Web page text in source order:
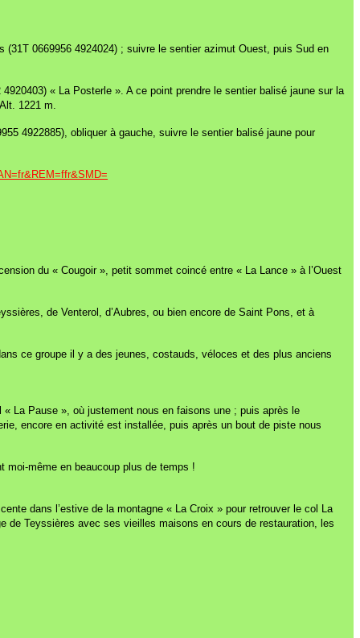
(31T 0669956 4924024) ; suivre le sentier azimut Ouest, puis Sud en
« La Posterle ». A ce point prendre le sentier balisé jaune sur la
1221 m.
4922885), obliquer à gauche, suivre le sentier balisé jaune pour
du « Cougoir », petit sommet coincé entre « La Lance » à l’Ouest
de Venterol, d’Aubres, ou bien encore de Saint Pons, et à
ce groupe il y a des jeunes, costauds, véloces et des plus anciens
La Pause », où justement nous en faisons une ; puis après le
encore en activité est installée, puis après un bout de piste nous
moi-même en beaucoup plus de temps !
dans l’estive de la montagne « La Croix » pour retrouver le col La
de Teyssières avec ses vieilles maisons en cours de restauration, les